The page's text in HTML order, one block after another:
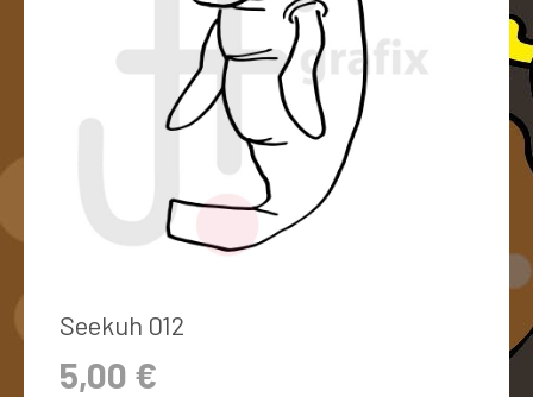
Seekuh 012
5,00 €